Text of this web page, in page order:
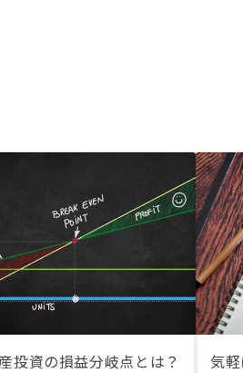
投資の損益分岐点とは？
気